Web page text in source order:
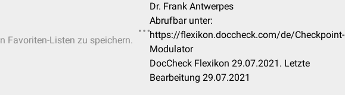
Favoriten-Listen zu speichern.
Dr. Frank Antwerpes
Abrufbar unter:
https://flexikon.doccheck.com/de/Checkpoint-
Modulator
DocCheck Flexikon 29.07.2021. Letzte
Bearbeitung 29.07.2021